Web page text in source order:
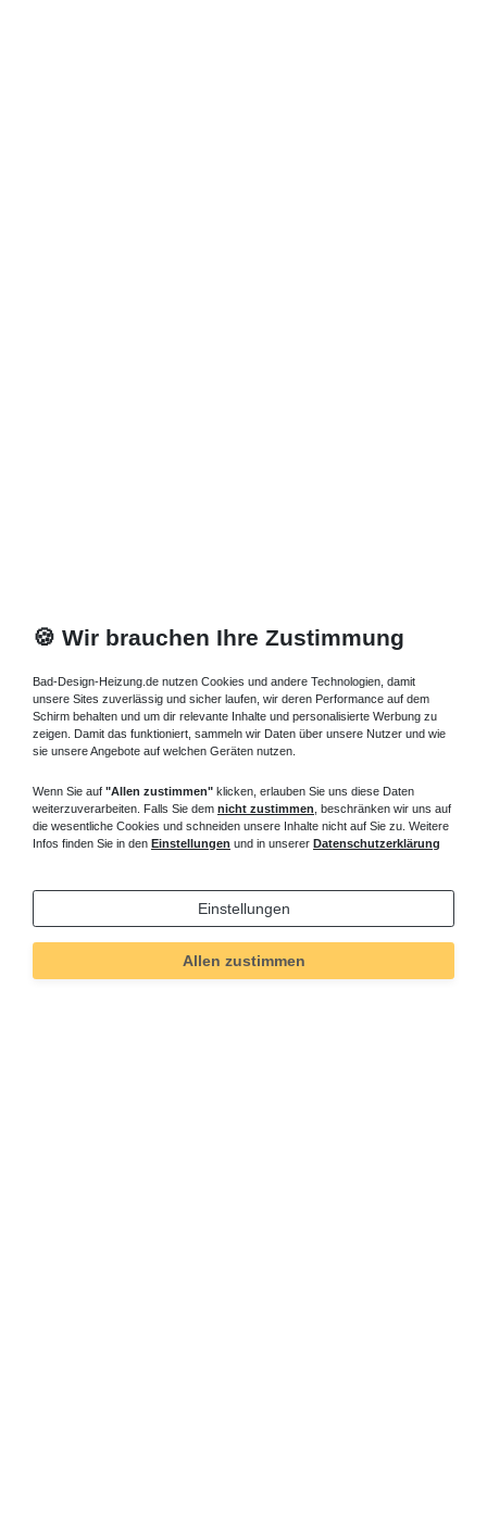
🍪 Wir brauchen Ihre Zustimmung
Bad-Design-Heizung.de nutzen Cookies und andere Technologien, damit
unsere Sites zuverlässig und sicher laufen, wir deren Performance auf dem
Schirm behalten und um dir relevante Inhalte und personalisierte Werbung zu
zeigen. Damit das funktioniert, sammeln wir Daten über unsere Nutzer und wie
sie unsere Angebote auf welchen Geräten nutzen.
Wenn Sie auf "Allen zustimmen" klicken, erlauben Sie uns diese Daten
weiterzuverarbeiten. Falls Sie dem nicht zustimmen , beschränken wir uns auf
die wesentliche Cookies und schneiden unsere Inhalte nicht auf Sie zu. Weitere
Infos finden Sie in den Einstellungen und in unserer Datenschutzerklärung
Einstellungen
Allen zustimmen